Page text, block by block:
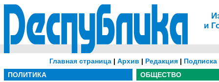
и
Главная страница | Архив | Редакция | Подписка
ПОЛИТИКА
ОБЩЕСТВО